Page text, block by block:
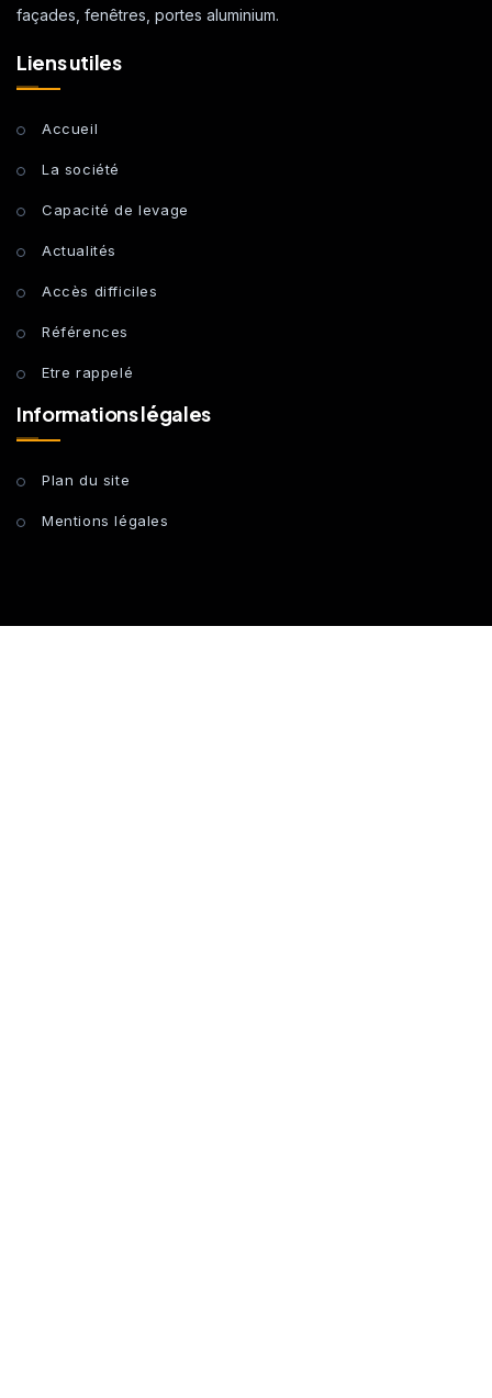
façades, fenêtres, portes aluminium.
Liens utiles
Accueil
La société
Capacité de levage
Actualités
Accès difficiles
Références
Etre rappelé
Informations légales
Plan du site
Mentions légales